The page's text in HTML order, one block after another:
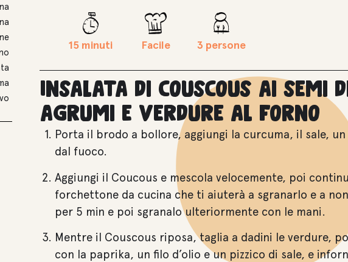
15 minuti Facile 3 persone
Insalata di couscous ai semi
agrumi e verdure al forno
Porta il brodo a bollore, aggiungi la curcuma, il sale,
dal fuoco.
Aggiungi il Coucous e mescola velocemente, poi
forchettone da cucina che ti aiuterà a sgranarlo e a
per 5 min e poi sgranalo ulteriormente con le mani.
Mentre il Couscous riposa, taglia a dadini le verdure,
con la paprika, un filo d’olio e un pizzico di sale, e